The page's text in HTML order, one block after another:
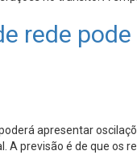
rede
apresentar
A previsão é de que